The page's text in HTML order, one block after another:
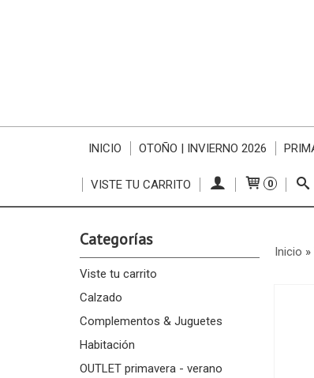
INICIO OTOÑO | INVIERNO 2026
VISTE TU CARRITO 0
Categorías
Viste tu carrito
Calzado
Complementos & Juguetes
Habitación
OUTLET primavera - verano
Inicio »